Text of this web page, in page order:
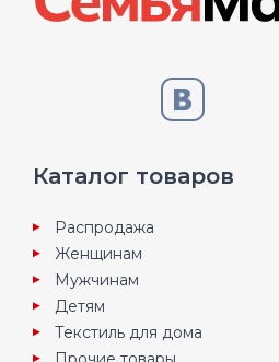
Каталог товаров
Распродажа
Женщинам
Мужчинам
Детям
Текстиль для дома